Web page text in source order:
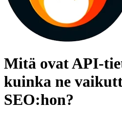
Mitä ovat API-
kuinka ne
SEO:hon?